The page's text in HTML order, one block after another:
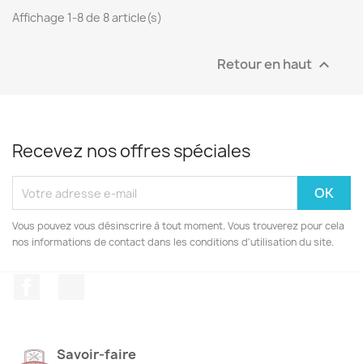
Affichage 1-8 de 8 article(s)
Retour en haut 
Recevez nos offres spéciales
Vous pouvez vous désinscrire à tout moment. Vous trouverez pour cela
nos informations de contact dans les conditions d'utilisation du site.
Savoir-faire